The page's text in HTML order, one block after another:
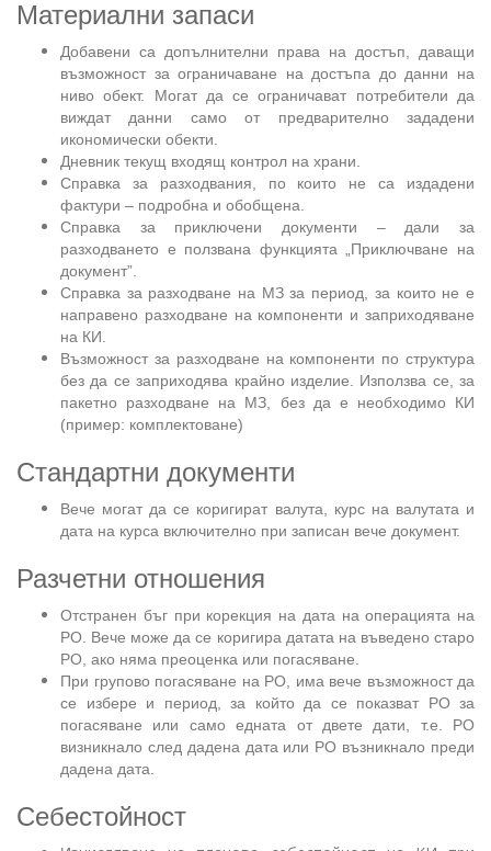
Материални запаси
Добавени са допълнителни права на достъп, даващи
възможност за ограничаване на достъпа до данни на
ниво обект. Могат да се ограничават потребители да
виждат данни само от предварително зададени
икономически обекти.
Дневник текущ входящ контрол на храни.
Справка за разходвания, по които не са издадени
фактури – подробна и обобщена.
Справка за приключени документи – дали за
разходването е ползвана функцията „Приключване на
документ”.
Справка за разходване на МЗ за период, за които не е
направено разходване на компоненти и заприходяване
на КИ.
Възможност за разходване на компоненти по структура
без да се заприходява крайно изделие. Използва се, за
пакетно разходване на МЗ, без да е необходимо КИ
(пример: комплектоване)
Стандартни документи
Вече могат да се коригират валута, курс на валутата и
дата на курса включително при записан вече документ.
Разчетни отношения
Отстранен бъг при корекция на дата на операцията на
РО. Вече може да се коригира датата на въведено старо
РО, ако няма преоценка или погасяване.
При групово погасяване на РО, има вече възможност да
се избере и период, за който да се показват РО за
погасяване или само едната от двете дати, т.е. РО
визникнало след дадена дата или РО възникнало преди
дадена дата.
Себестойност